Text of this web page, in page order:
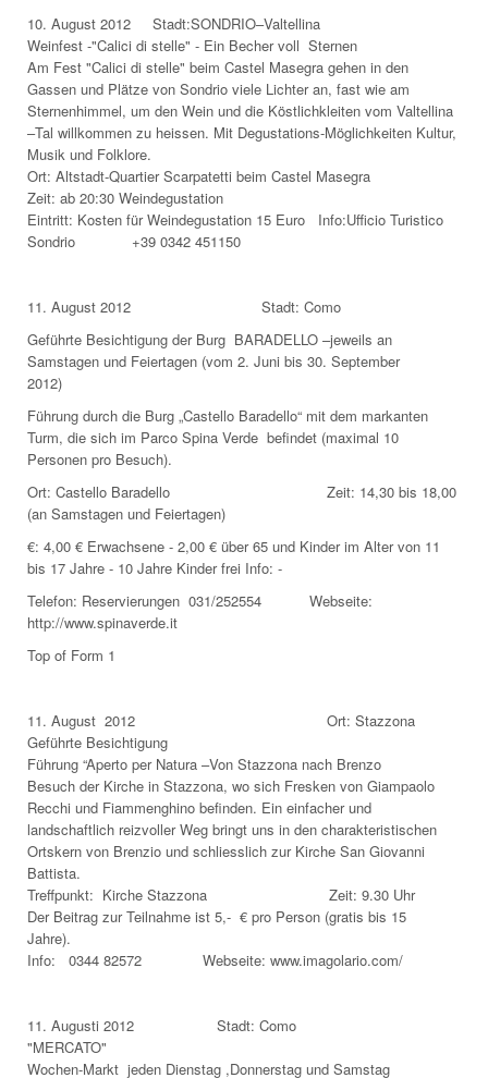
10. August 2012 Stadt:SONDRIO–Valtellina
Weinfest -"Calici di stelle" - Ein Becher voll Sternen
Am Fest "Calici di stelle" beim Castel Masegra gehen in den
Gassen und Plätze von Sondrio viele Lichter an, fast wie am
Sternenhimmel, um den Wein und die Köstlichkleiten vom Valtellina
–Tal willkommen zu heissen. Mit Degustations-Möglichkeiten Kultur,
Musik und Folklore.
Ort: Altstadt-Quartier Scarpatetti beim Castel Masegra
Zeit: ab 20:30 Weindegustation
Eintritt: Kosten für Weindegustation 15 Euro Info:Ufficio Turistico
Sondrio +39 0342 451150
11. August 2012 Stadt: Como
Geführte Besichtigung der Burg BARADELLO –jeweils an
Samstagen und Feiertagen (vom 2. Juni bis 30. September
2012)
Führung durch die Burg „Castello Baradello“ mit dem markanten
Turm, die sich im Parco Spina Verde befindet (maximal 10
Personen pro Besuch).
Ort: Castello Baradello Zeit: 14,30 bis 18,00
(an Samstagen und Feiertagen)
€: 4,00 € Erwachsene - 2,00 € über 65 und Kinder im Alter von 11
bis 17 Jahre - 10 Jahre Kinder frei Info: -
Telefon: Reservierungen 031/252554 Webseite:
http://www.spinaverde.it
Top of Form 1
11. August 2012 Ort: Stazzona
Geführte Besichtigung
Führung “Aperto per Natura –Von Stazzona nach Brenzo
Besuch der Kirche in Stazzona, wo sich Fresken von Giampaolo
Recchi und Fiammenghino befinden. Ein einfacher und
landschaftlich reizvoller Weg bringt uns in den charakteristischen
Ortskern von Brenzio und schliesslich zur Kirche San Giovanni
Battista.
Treffpunkt: Kirche Stazzona Zeit: 9.30 Uhr
Der Beitrag zur Teilnahme ist 5,- € pro Person (gratis bis 15
Jahre).
Info: 0344 82572 Webseite: www.imagolario.com/
11. Augusti 2012 Stadt: Como
"MERCATO"
Wochen-Markt jeden Dienstag ,Donnerstag und Samstag